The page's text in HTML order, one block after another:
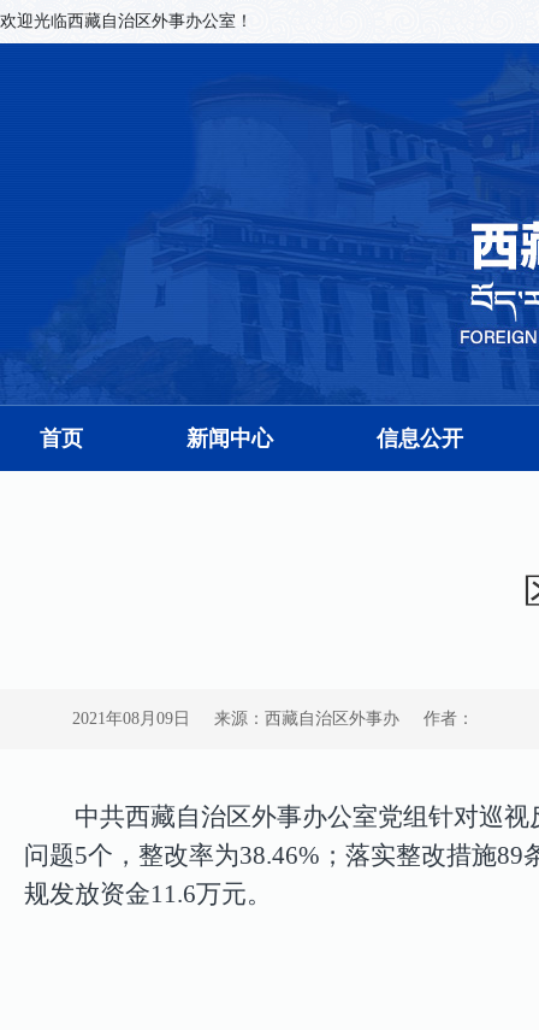
欢迎光临西藏自治区外事办公室！
首页 新闻中心 信息公开
2021年08月09日 来源：西藏自治区外事办 作者：
中共西藏自治区外事办公室党组针对巡视
问题5个，整改率为38.46% ；落实整改措施89
规发放资金11.6万元。